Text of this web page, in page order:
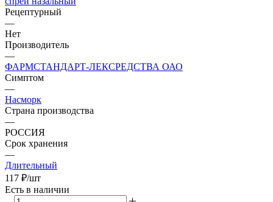
Рецептурный
—
Нет
Производитель
—
ФАРМСТАНДАРТ-ЛЕКСРЕДСТВА ОАО
Симптом
—
Насморк
Страна производства
—
РОССИЯ
Срок хранения
—
Длительный
117 ₽/шт
Есть в наличии